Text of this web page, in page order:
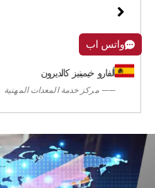
ألفارو خيمينيز كالديرون
—— مركز خدمة المعدات المهنية
واتس اب